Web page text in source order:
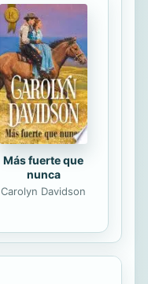
Más fuerte que
nunca
Carolyn Davidson